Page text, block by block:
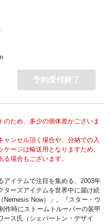
予約受付終了
ため、多少の個体差がございま
ンセル頂く場合や、分納での入
ージは輸送用となりますため、
場合もございます。
アイテムで注目を集める、2003年
ターズアイテムを世界中に届け続
Nemesis Now）」。『スター・ウ
作時にストームトルーパーの装甲
ース氏（シェパートン・デザイ